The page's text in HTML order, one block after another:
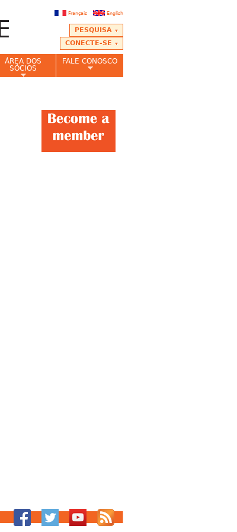
English
Français
PESQUISA
CONECTE-SE
ÁREA DOS
SÓCIOS
FALE CONOSCO